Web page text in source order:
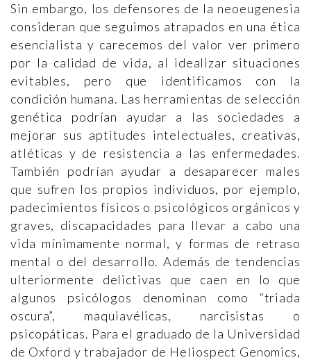
Sin embargo, los defensores de la neoeugenesia
consideran que seguimos atrapados en una ética
esencialista y carecemos del valor ver primero
por la calidad de vida, al idealizar situaciones
evitables, pero que identificamos con la
condición humana. Las herramientas de selección
genética podrían ayudar a las sociedades a
mejorar sus aptitudes intelectuales, creativas,
atléticas y de resistencia a las enfermedades.
También podrían ayudar a desaparecer males
que sufren los propios individuos, por ejemplo,
padecimientos físicos o psicológicos orgánicos y
graves, discapacidades para llevar a cabo una
vida mínimamente normal, y formas de retraso
mental o del desarrollo. Además de tendencias
ulteriormente delictivas que caen en lo que
algunos psicólogos denominan como “triada
oscura”, maquiavélicas, narcisistas o
psicopáticas. Para el graduado de la Universidad
de Oxford y trabajador de Heliospect Genomics,